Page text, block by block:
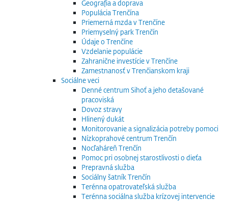
Geografia a doprava
Populácia Trenčína
Priemerná mzda v Trenčíne
Priemyselný park Trenčín
Údaje o Trenčíne
Vzdelanie populácie
Zahranične investície v Trenčíne
Zamestnanosť v Trenčianskom kraji
Sociálne veci
Denné centrum Sihoť a jeho detašované
pracoviská
Dovoz stravy
Hlinený dukát
Monitorovanie a signalizácia potreby pomoci
Nízkoprahové centrum Trenčín
Nocľaháreň Trenčín
Pomoc pri osobnej starostlivosti o dieťa
Prepravná služba
Sociálny šatník Trenčín
Terénna opatrovateľská služba
Terénna sociálna služba krízovej intervencie